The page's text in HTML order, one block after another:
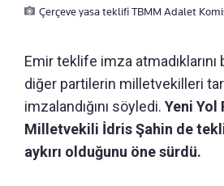
Çerçeve yasa teklifi TBMM Adalet
Emir teklife imza
diğer partilerin milletvekilleri
imzalandığını söyledi. Yeni Yol
Milletvekili İdris Şahin de
aykırı olduğunu öne sürdü.